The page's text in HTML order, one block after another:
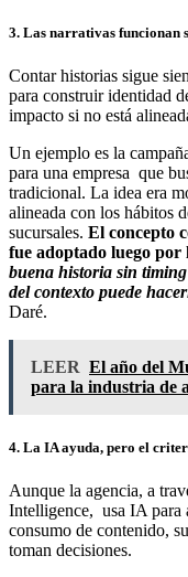
3. Las narrativas funcionan
Contar historias sigue
para construir identidad
impacto si no está
Un ejemplo es la
para una empresa que
tradicional. La idea era
alineada con los hábitos
sucursales. El concepto
fue adoptado luego
buena historia sin
del contexto puede
Daré.
LEER El año del
para la industria de
4. La IA ayuda, pero el
Aunque la agencia, a
Intelligence, usa IA para
consumo de contenido,
toman decisiones.